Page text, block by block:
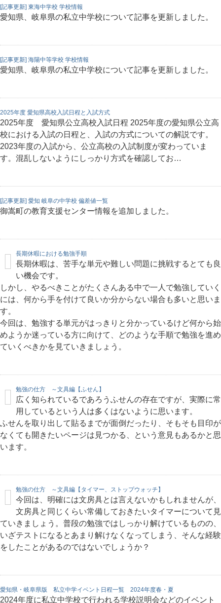
[記事更新] 東海中学校 学校情報
愛知県、岐阜県の私立中学校について記事を更新しました。
[記事更新] 海陽中等学校 学校情報
愛知県、岐阜県の私立中学校について記事を更新しました。
2025年度 愛知県高校入試日程と入試方式
2025年度 愛知県公立高校入試日程 2025年度の愛知県公立高
校における入試の日程と、入試の方式についての解説です。
2023年度の入試から、公立高校の入試制度が変わっていま
す。混乱しないようにしっかり方式を確認してお…
[記事更新] 愛知 岐阜の中学校 偏差値一覧
御嵩町の教育支援センター情報を追加しました。
長期休暇における勉強手順
長期休暇は、苦手な単元や難しい問題に挑戦するとても良
い機会です。
しかし、やるべきことがたくさんある中で一人で勉強していく
には、何から手を付けて良いか分からない場合も多いと思いま
す。
今回は、勉強する単元がはっきりと分かっているけど何から始
めようか迷っている方に向けて、どのような手順で勉強を進め
ていくべきかを見ていきましょう。
勉強の仕方 ～文具編【ふせん】
広く知られているであろうふせんの存在ですが、実際に常
用しているという人は多くはないように思います。
ふせんを取り出して貼るまでが面倒だったり、そもそも目印が
なくても開きたいページは見つかる、という意見もあるかと思
います。
勉強の仕方 ～文具編【タイマー、ストップウォッチ】
今回は、明確には文房具とは言えないかもしれませんが、
文房具と同じくらい常備しておきたいタイマーについて見
ていきましょう。普段の勉強ではしっかり解けているものの、
いざテストになるとあまり解けなくなってしまう、そんな経験
をしたことがあるのではないでしょうか？
愛知県・岐阜県版 私立中学イベント日程一覧 2024年度春・夏
2024年度に私立中学校で行われる学校説明会などのイベント